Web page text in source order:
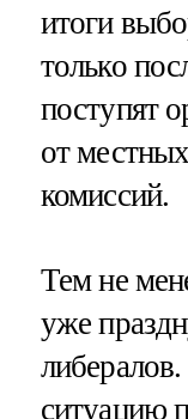
итоги
только
поступят
от
комиссий.
Тем не
уже
ситуацию